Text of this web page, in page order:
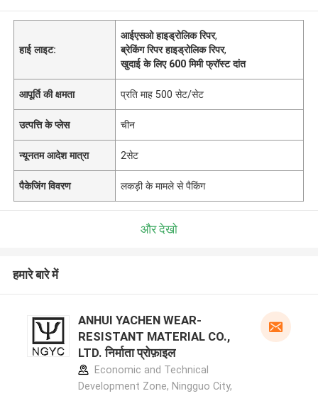
हाई लाइट:
आईएसओ हाइड्रोलिक रिपर,
ब्रेकिंग रिपर हाइड्रोलिक रिपर,
खुदाई के लिए 600 मिमी फ्रॉस्ट दांत
आपूर्ति की क्षमता प्रति माह 500 सेट/सेट
उत्पत्ति के प्लेस चीन
न्यूनतम आदेश मात्रा 2सेट
पैकेजिंग विवरण लकड़ी के मामले से पैकिंग
और देखो
हमारे बारे में
ANHUI YACHEN WEAR-
RESISTANT MATERIAL CO.,
LTD. निर्माता प्रोफ़ाइल
Economic and Technical
Development Zone, Ningguo City,